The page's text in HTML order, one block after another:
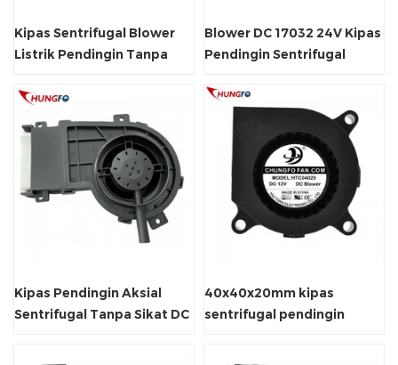
Kipas Sentrifugal Blower
Listrik Pendingin Tanpa
Blower DC 17032 24V Kipas
Pendingin Sentrifugal
Kipas Pendingin Aksial
Sentrifugal Tanpa Sikat DC
40x40x20mm kipas
sentrifugal pendingin